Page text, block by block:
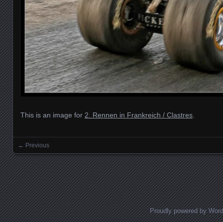
This is an image for 2. Rennen in Frankreich / Clastres
Images navigation
← Previous
Proudly powered by